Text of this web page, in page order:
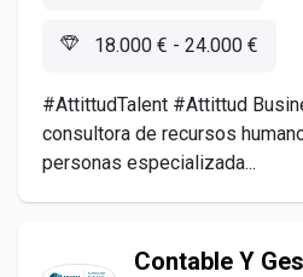
18.000 € - 24.000 €
#AttittudTalent #Attittud
consultora de recursos
personas especializada...
Contable Y